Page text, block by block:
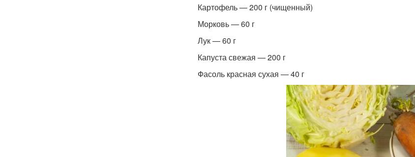
Картофель — 200 г (чищенный)
Морковь — 60 г
Лук — 60 г
Капуста свежая — 200 г
Фасоль красная сухая — 40 г